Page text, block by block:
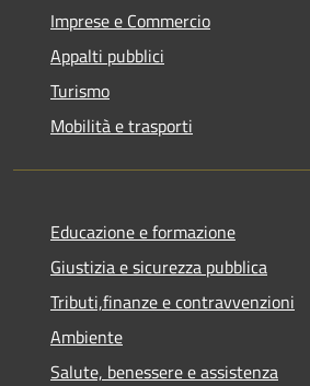
Imprese e Commercio
Appalti pubblici
Turismo
Mobilità e trasporti
Educazione e formazione
Giustizia e sicurezza pubblica
Tributi,finanze e contravvenzioni
Ambiente
Salute, benessere e assistenza